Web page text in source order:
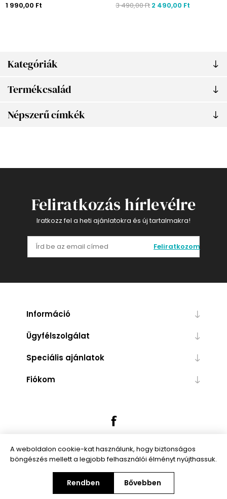
Kategóriák
Termékcsalád
Népszerű címkék
1 990,00 Ft
3 490,00 Ft2 490,00 Ft
Feliratkozás hírlevélre
Iratkozz fel a heti ajánlatokra és új tartalmakra!
Feliratkozom
Információ
Ügyfélszolgálat
Speciális ajánlatok
Fiókom
Powered bynopCommerce
Copyright © 2026 Trendibox.hu. Minden jog fenntartva.
A weboldalon cookie-kat használunk, hogy biztonságos
böngészés mellett a legjobb felhasználói élményt nyújthassuk.
Rendben Bővebben